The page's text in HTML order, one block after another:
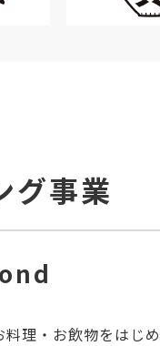
グ事業
理・お飲物をはじ